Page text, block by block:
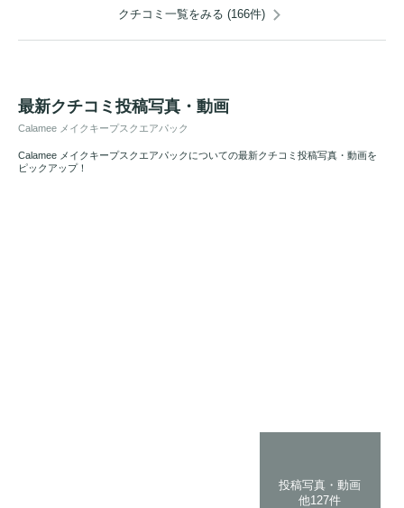
クチコミ一覧をみる (166件)
最新クチコミ投稿写真・動画
Calamee メイクキープスクエアパック
Calamee メイクキープスクエアパックについての最新クチコミ投稿写真・動画を
ピックアップ！
投稿写真・動画
他127件